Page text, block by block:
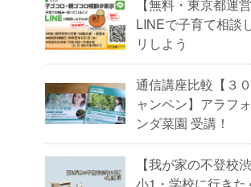
【無料・東京都運
LINEで子育て相談
リしよう
通信講座比較【３
ャンペン】アラフ
ンダ菜園 受講！
【我が家の不登校
小1・学校に行きた